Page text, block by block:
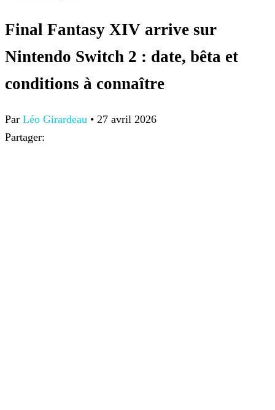
Final Fantasy XIV arrive sur
Nintendo Switch 2 : date, bêta et
conditions à connaître
Par Léo Girardeau • 27 avril 2026
Partager: